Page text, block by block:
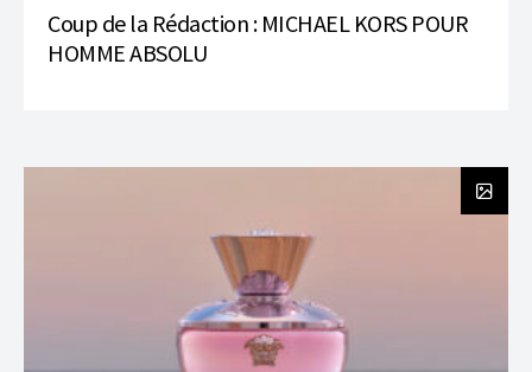
Coup de la Rédaction : MICHAEL KORS POUR
HOMME ABSOLU